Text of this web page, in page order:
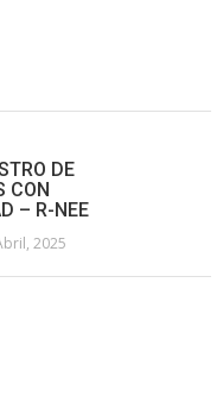
DE
CON
– R-NEE
2025